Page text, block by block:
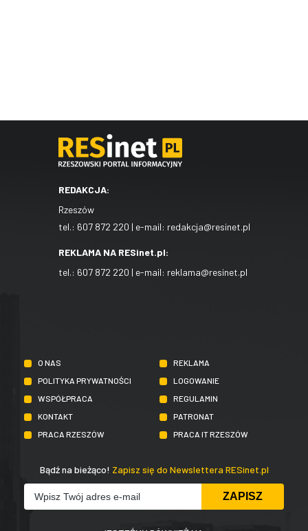
REDAKCJA:
Rzeszów
tel.: 607 872 220 | e-mail: redakcja@resinet.pl
REKLAMA NA RESinet.pl:
tel.: 607 872 220 | e-mail: reklama@resinet.pl
O NAS
REKLAMA
POLITYKA PRYWATNOŚCI
LOGOWANIE
WSPÓŁPRACA
REGULAMIN
KONTAKT
PATRONAT
PRACA RZESZÓW
PRACA IT RZESZÓW
Bądź na bieżąco! Zapisz się do Newslettera RESinet.pl